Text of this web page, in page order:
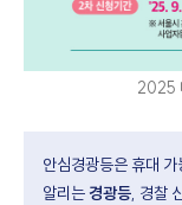
2025
안심경광등은 휴대 가
알리는경광등 , 경찰